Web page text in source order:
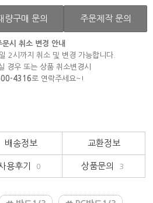
량구매 문의 주문제작 문의
문시 취소 변경 안내
2시까지 취소 및 변경 가능합니다.
경우 또는 상품 취소변경시
4316로 연락주세요~!
배송정보 교환정보
용후기 0 상품문의 3